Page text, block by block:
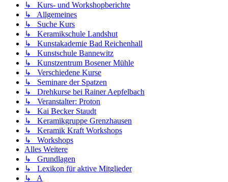
↳ Kurs- und Workshopberichte
↳ Allgemeines
↳ Suche Kurs
↳ Keramikschule Landshut
↳ Kunstakademie Bad Reichenhall
↳ Kunstschule Bannewitz
↳ Kunstzentrum Bosener Mühle
↳ Verschiedene Kurse
↳ Seminare der Spatzen
↳ Drehkurse bei Rainer Aepfelbach
↳ Veranstalter: Proton
↳ Kai Becker Staudt
↳ Keramikgruppe Grenzhausen
↳ Keramik Kraft Workshops
↳ Workshops
Alles Weitere
↳ Grundlagen
↳ Lexikon für aktive Mitglieder
↳ A